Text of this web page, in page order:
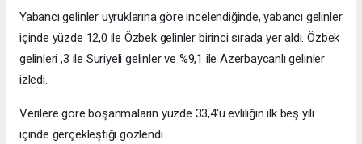
Yabancı gelinler uyruklarına göre incelendiğinde, yabancı gelinler
içinde yüzde 12,0 ile Özbek gelinler birinci sırada yer aldı. Özbek
gelinleri ,3 ile Suriyeli gelinler ve %9,1 ile Azerbaycanlı gelinler
izledi.
Verilere göre boşanmaların yüzde 33,4'ü evliliğin ilk beş yılı
içinde gerçekleştiği gözlendi.